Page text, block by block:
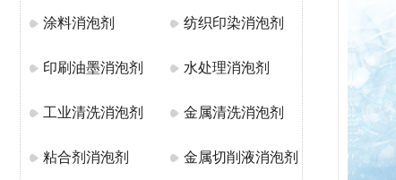
涂料消泡剂 纺织印染消泡剂
印刷油墨消泡剂 水处理消泡剂
工业清洗消泡剂 金属清洗消泡剂
粘合剂消泡剂 金属切削液消泡剂